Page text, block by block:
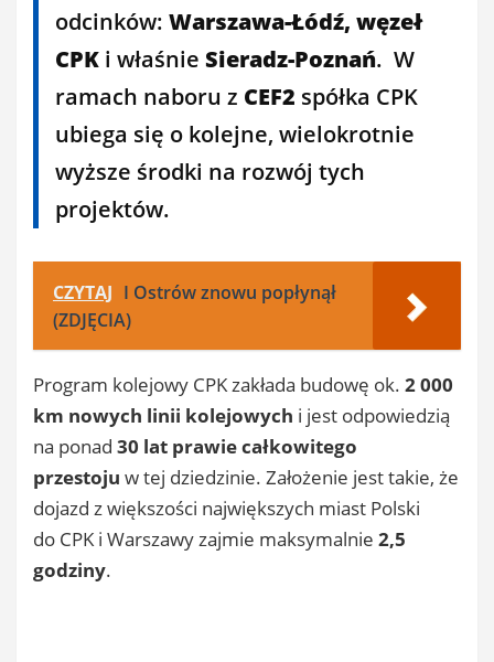
odcinków: Warszawa-Łódź, węzeł
CPK i właśnie Sieradz-Poznań. W
ramach naboru z CEF2 spółka CPK
ubiega się o kolejne, wielokrotnie
wyższe środki na rozwój tych
projektów.
CZYTAJ I Ostrów znowu popłynął
(ZDJĘCIA)
Program kolejowy CPK zakłada budowę ok. 2 000
km nowych linii kolejowych i jest odpowiedzią
na ponad 30 lat prawie całkowitego
przestoju w tej dziedzinie. Założenie jest takie, że
dojazd z większości największych miast Polski
do CPK i Warszawy zajmie maksymalnie 2,5
godziny.